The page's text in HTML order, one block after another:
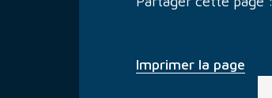
Imprimer la page